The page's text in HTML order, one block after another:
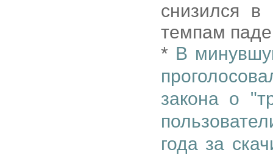
снизился
темпам
* В
закона о
года за